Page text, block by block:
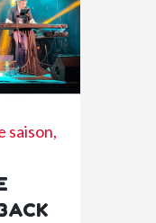
saison,